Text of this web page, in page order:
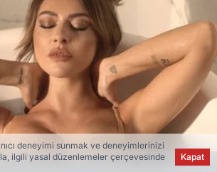
deneyimi sunmak ve deneyimlerinizi
ilgili yasal düzenlemeler çerçevesinde
Kapat